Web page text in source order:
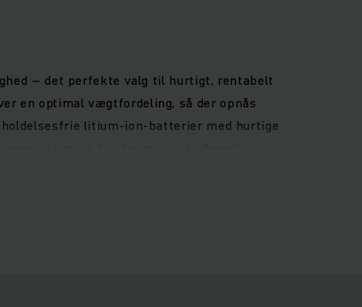
– det perfekte valg til hurtigt, rentabelt
en optimal vægtfordeling, så der opnås
litium-ion-batterier med hurtige
afslappet og ikke trættende.